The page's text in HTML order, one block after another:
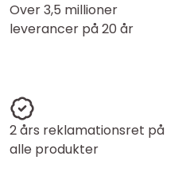
Over 3,5 millioner
leverancer på 20 år
2 års reklamationsret på
alle produkter